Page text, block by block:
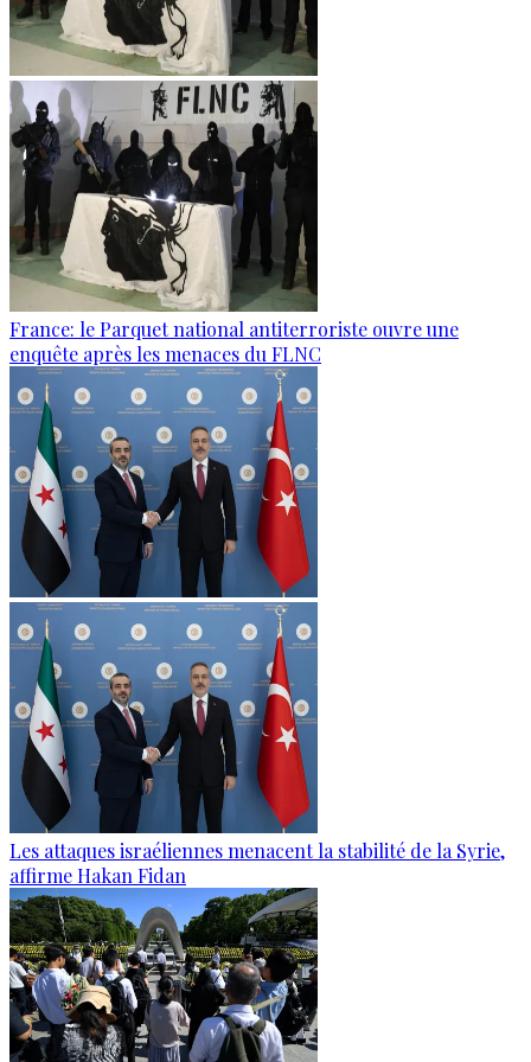
France: le Parquet national antiterroriste ouvre une
enquête après les menaces du FLNC
Les attaques israéliennes menacent la stabilité de la Syrie,
affirme Hakan Fidan